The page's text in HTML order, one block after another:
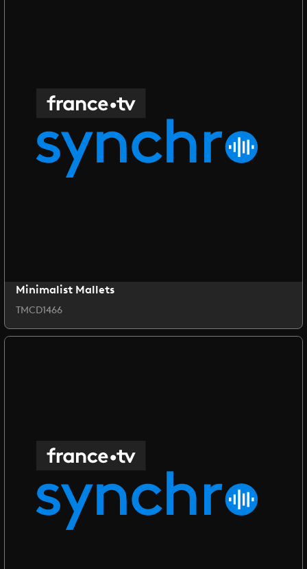
Minimalist Mallets
TMCD1466